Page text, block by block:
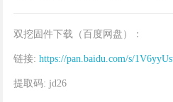
双挖固件下载（百度网盘）：
链接:https://pan.baidu.com/s/
提取码: jd26